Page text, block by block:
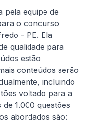
pela equipe de
o concurso
- PE. Ela
qualidade para
estão
conteúdos serão
incluindo
voltado para a
1.000 questões
abordados são: